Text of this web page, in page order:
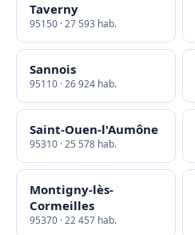
Taverny
95150 · 27 593 hab.
Sannois
95110 · 26 924 hab.
Saint-Ouen-l'Aumône
95310 · 25 578 hab.
Montigny-lès-
Cormeilles
95370 · 22 457 hab.